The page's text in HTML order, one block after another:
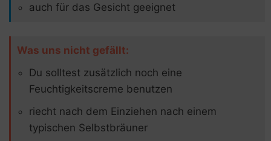
auch für das Gesicht geeignet
Was uns nicht gefällt:
Du solltest zusätzlich noch eine
Feuchtigkeitscreme benutzen
riecht nach dem Einziehen nach einem
typischen Selbstbräuner